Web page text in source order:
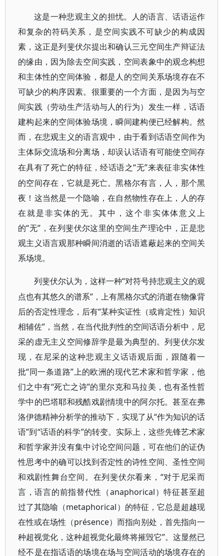
这是一种悲观主义的担忧。人的语言、话语运作
和复杂的符码关系，是空间实践不可缺少的构成因
素，这正是列斐伏尔提出和确认三元空间生产辩证法
的缘由，因为除去空间实践，空间表象中的观念构想
和主体性的空间体验，都是人的空间关系场境存在不
可缺少的构序因素。很重要的一个方面，是因为与空
间实践（劳动生产活动与人的行为）发生一样，话语
建构起来的空间体验场境，瞬间建构便已经解构。然
而，在悲观主义的语言观中，由于看到话语空间作为
主体际交流场和分离场，却误认话语有可能使空间存
在具有了死亡的特征，经话语之“无”来表征非实体性
的空间存在，它就是死亡。黑格尔有言，人，那个黑
夜！这当然是一个隐喻，在自然物性存在上，人的存
在就是非实体的无。其中，这个非实体体意义上
的“无”，在列斐伏尔这里的空间生产理论中，正是悲
观主义语言观那种瞬间消逝的话语遮蔽起来的空间关
系场境。
列斐伏尔认为，这样一种“对符号持悲观主义的观
点也有其悠久的谱系”，上有黑格尔式的消逝在物像背
后的否定性理念，后有“某种实证性（或肯定性）知识
相辅佐”，当然，在当代批判性的空间话语分析中，尼
采的虚无主义空间修辞学是最为典型的。列斐伏尔发
现，在尼采的这种悲观主义话语观后面，跟随着一
批“同一条道路”上的欧洲的现代艺术家和哲学家，他
们之中有“死亡之诗”的里尔克和马拉美，也有圣性哲
学中的巴塔耶和残酷戏剧情境中的阿尔托。甚至在弗
洛伊德精神分析学的推动下，实现了从“作为知识的话
语”到“话语的科学”的转变。实际上，这些先锋艺术家
和哲学家并没有集中讨论空间问题，可在他们的证伪
性思考中的确可以找到否定性的诗性空间、圣性空间
和戏剧性舞台空间。在列斐伏尔看来，“对于尼采而
言，语言的前指替代性（anaphorical）特征甚至超
过了其隐喻（metaphorical）的特征，它总是超越现
在性或在场性（présence）而指向别处，首先指向一
种超视觉化，这种超视觉化最终将摧毁它”。这显然已
经不是在指话语的场境在场与空间活动的场境存在的